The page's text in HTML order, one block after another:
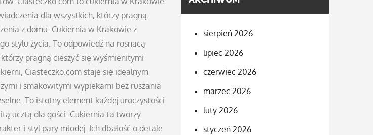
dla wszystkich, którzy pragną
z domu. Cukiernia w Krakowie z
stylu życia. To odpowiedź na rosnącą
pragną cieszyć się wyśmienitymi
Ciasteczko.com staje się idealnym
i smakowitymi wypiekami bez ruszania
To istotny element każdej uroczystości
ucztą dla gości. Cukiernia ta tworzy
i styl pary młodej. Ich dbałość o detale
sierpień 2026
lipiec 2026
czerwiec 2026
marzec 2026
luty 2026
styczeń 2026